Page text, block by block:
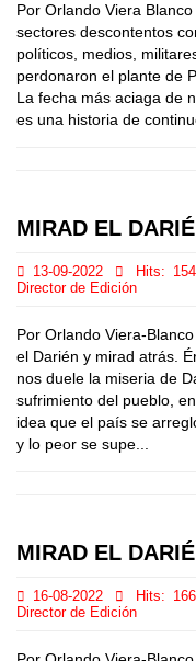
Por Orlando Viera
sectores descontentos
políticos, medios,
perdonaron el plante de
La fecha más aciaga de
es una historia de
MIRAD EL
13-09-2022 Hits:
Director de Edición
Por Orlando Viera-
el Darién y mirad atrás.
nos duele la miseria de
sufrimiento del pueblo,
idea que el país se
y lo peor se supe...
MIRAD EL
16-08-2022 Hits:
Director de Edición